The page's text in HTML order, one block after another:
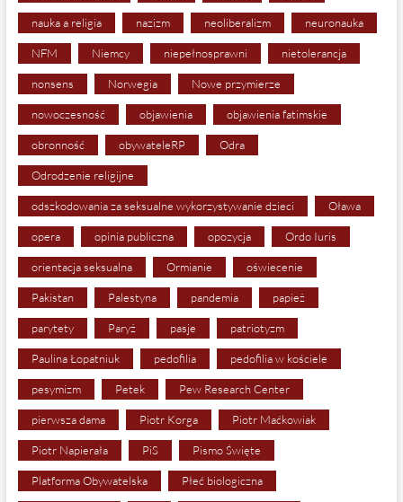
nauka a religia nazizm neoliberalizm neuronauka
NFM Niemcy niepełnosprawni nietolerancja
nonsens Norwegia Nowe przymierze
nowoczesność objawienia objawienia fatimskie
obronność obywateleRP Odra
Odrodzenie religijne
odszkodowania za seksualne wykorzystywanie dzieci Oława
opera opinia publiczna opozycja Ordo Iuris
orientacja seksualna Ormianie oświecenie
Pakistan Palestyna pandemia papież
parytety Paryż pasje patriotyzm
Paulina Łopatniuk pedofilia pedofilia w kościele
pesymizm Petek Pew Research Center
pierwsza dama Piotr Korga Piotr Maćkowiak
Piotr Napierała PiS Pismo Święte
Platforma Obywatelska Płeć biologiczna